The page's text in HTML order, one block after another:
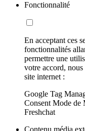
Fonctionnalité
En acceptant ces
fonctionnalités
permettre une
votre accord,
site internet :
Google Tag
Consent Mode de
Freshchat
Contenu média